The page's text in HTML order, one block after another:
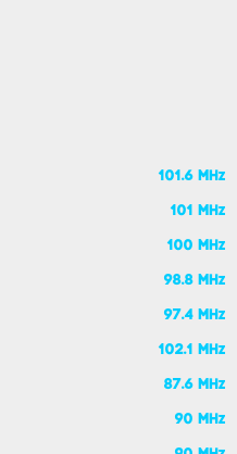
101.6 MHz
101 MHz
100 MHz
98.8 MHz
97.4 MHz
102.1 MHz
87.6 MHz
90 MHz